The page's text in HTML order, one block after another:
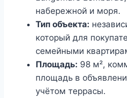
набережной и моря.
Тип объекта:
который для
семейными
Площадь: 98 м²,
площадь в
учётом террасы.